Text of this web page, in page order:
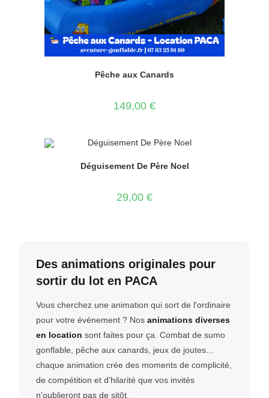
Pêche aux Canards
149,00 €
Déguisement De Père Noel
29,00 €
Des animations originales pour
sortir du lot en PACA
Vous cherchez une animation qui sort de l'ordinaire
pour votre événement ? Nosanimations diverses
en location sont faites pour ça. Combat de sumo
gonflable, pêche aux canards, jeux de joutes…
chaque animation crée des moments de complicité,
de compétition et d'hilarité que vos invités
n'oublieront pas de sitôt.